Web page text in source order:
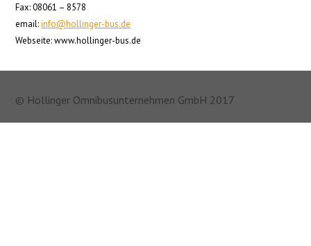
Fax: 08061 – 8578
email:info@hollinger-bus.de
Webseite: www.hollinger-bus.de
© Hollinger Omnibusunternehmen GmbH 2017